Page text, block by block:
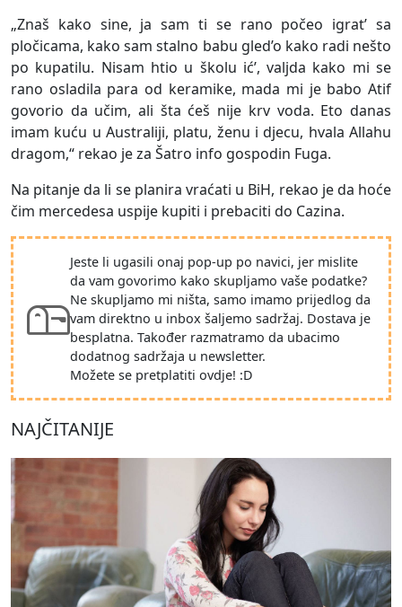
„Znaš kako sine, ja sam ti se rano počeo igrat’ sa
pločicama, kako sam stalno babu gled’o kako radi nešto
po kupatilu. Nisam htio u školu ić’, valjda kako mi se
rano osladila para od keramike, mada mi je babo Atif
govorio da učim, ali šta ćeš nije krv voda. Eto danas
imam kuću u Australiji, platu, ženu i djecu, hvala Allahu
dragom,“ rekao je za Šatro info gospodin Fuga.
Na pitanje da li se planira vraćati u BiH, rekao je da hoće
čim mercedesa uspije kupiti i prebaciti do Cazina.
Jeste li ugasili onaj pop-up po navici, jer mislite
da vam govorimo kako skupljamo vaše podatke?
Ne skupljamo mi ništa, samo imamo prijedlog da
vam direktno u inbox šaljemo sadržaj. Dostava je
besplatna. Također razmatramo da ubacimo
dodatnog sadržaja u newsletter.
Možete se pretplatiti ovdje! :D
NAJČITANIJE